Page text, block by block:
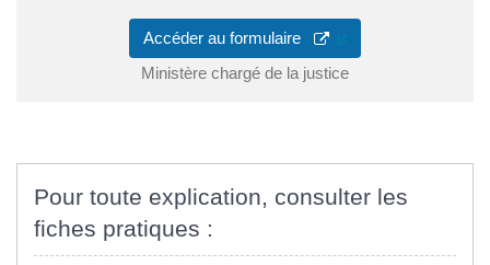
Accéder au formulaire
(ouverture dans un
Ministère chargé de la justice
Pour toute explication, consulter les
fiches pratiques :